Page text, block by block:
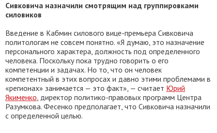
Сивковича назначили смотрящим над группировками
силовиков
Введение в Кабмин силового вице-премьера Сивковича
политологам не совсем понятно. «Я думаю, это назначение
персонального характера, должность под определенного
человека. Поскольку пока трудно говорить о его
компетенции и задачах. Но то, что он человек
компетентный в этих вопросах и давно этими проблемами в
«регионах» занимается — это факт», — считает Юрий
Якименко, директор политико-правовых программ Центра
Разумкова. Фесенко предполагает, что Сивковича назначили
с определенной целью.